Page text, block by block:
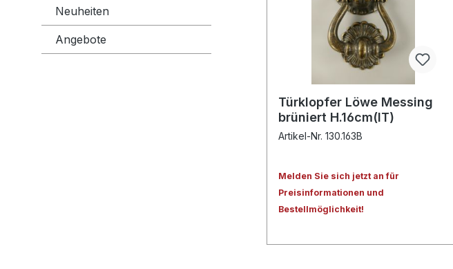
Neuheiten
Angebote
Türklopfer Löwe Messing
brüniert H.16cm(IT)
Artikel-Nr. 130.163B
Melden Sie sich jetzt an für
Preisinformationen und
Bestellmöglichkeit!